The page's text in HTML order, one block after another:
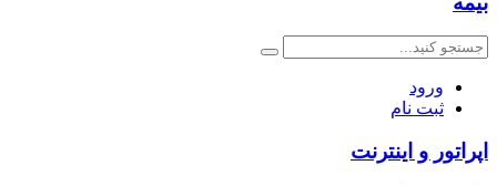
ورود
ثبت نام
اپراتور و اینترنت